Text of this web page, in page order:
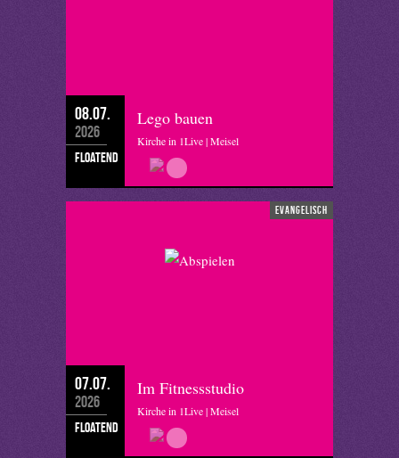
08.07.
2026
floatend
Lego bauen
Kirche in 1Live | Meisel
evangelisch
07.07.
2026
floatend
Im Fitnessstudio
Kirche in 1Live | Meisel